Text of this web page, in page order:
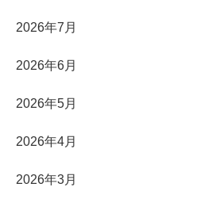
2026年7月
2026年6月
2026年5月
2026年4月
2026年3月